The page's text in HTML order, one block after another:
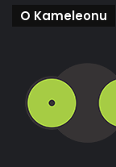
O Kameleonu